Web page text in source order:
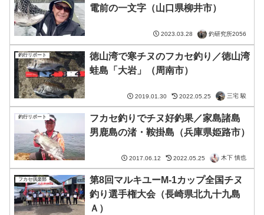
電前の一文字（山口県柳井市）
2023.03.28 釣研究所2056
釣行リポート
徳山湾で寒チヌのフカセ釣り／徳山湾
蛙島「大岩」（周南市）
2019.01.30 2022.05.25 三宅 駿
釣行リポート
フカセ釣りでチヌ好釣果／家島諸島
男鹿島の渚・鞍掛島（兵庫県姫路市）
2017.06.12 2022.05.25 木下 慎也
フカセ倶楽部
第8回マルキユーM-1カップ全国チヌ
釣り選手権大会（長崎県北九十九島
Ａ）